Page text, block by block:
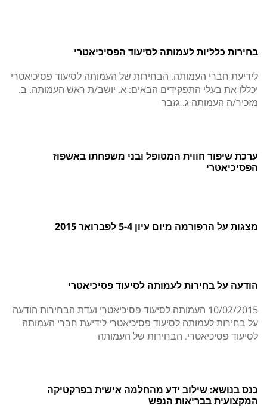
בחירות כלליות לעמותה לסיעוד הפסיכיאטרי
לידיעת חברי העמותה. הבחירות של העמותה לסיעוד פסיכיאטרי
יכללו את בעלי התפקידים הבאים: א. יושב/ת ראש העמותה. ב.
מזכיר/ה העמותה ג. גזבר
ערכת שיפור חווית המטופל ובני משפחתו באשפוז
הפסיכיאטרי
מצגות על הרפורמה מיום עיון 5-4 לפברואר 2015
הודעה על בחירות לעמותה לסיעוד פסיכיאטרי
10/02/2015 העמותה לסיעוד פסיכיאטרי ועדת הבחירות הודעה
על בחירות לעמותה לסיעוד פסיכיאטרי לידיעת חברי העמותה
לסיעוד פסיכיאטרי. הבחירות של העמותה
כנס בנושא: שילוב ידע מהחלמה אישית בפרקטיקה
המקצועית בבריאות הנפש